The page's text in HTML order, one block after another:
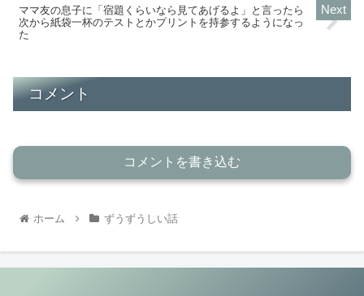
ママ友の息子に「宿題くらいなら見てあげるよ」と言ったら
次から紙袋一杯のテストとかプリントを持参するようになっ
た
コメント
コメントを書き込む
ホーム ずうずうしい話